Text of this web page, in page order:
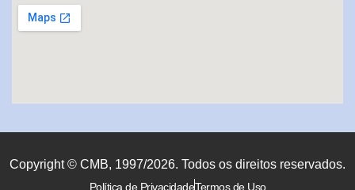
Copyright © CMB, 1997/2026. Todos os direitos reservados.
Política de PrivacidadeTermos de Uso